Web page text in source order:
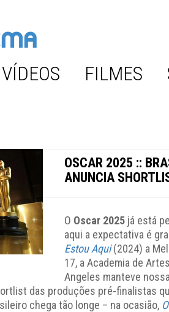
VÍDEOS FILMES
OSCAR 2025 ::
ANUNCIA
O Oscar 2025 já está
aqui a expectativa é
Estou Aqui(2024) a
17, a Academia de
Angeles manteve
das produções pré-finalistas
chega tão longe – na ocasião,